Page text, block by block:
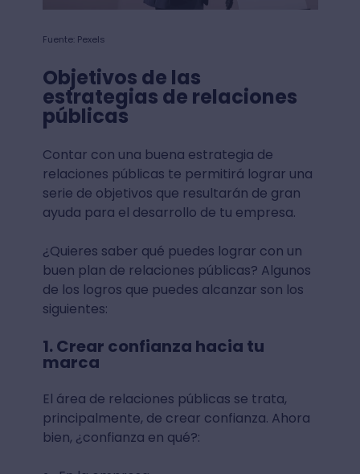
Fuente: Pexels
Objetivos de las
estrategias de relaciones
públicas
Contar con una buena estrategia de
relaciones públicas te permitirá lograr una
serie de objetivos que resultarán de gran
ayuda para el desarrollo de tu empresa.
¿Quieres saber qué puedes lograr con un
buen plan de relaciones públicas? Algunos
de los logros que puedes alcanzar son los
siguientes:
1. Crear confianza hacia tu
marca
El área de relaciones públicas se trata,
principalmente, de crear confianza. Ahora
bien, ¿confianza en qué?: